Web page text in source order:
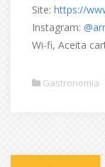
Site: https://
Instagram:
Wi-fi, Aceita
Gastronomia